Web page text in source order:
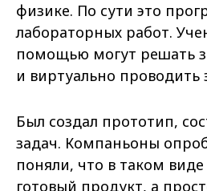
физике. По сути это
лабораторных работ.
помощью могут решать
и виртуально проводить
Был создал прототип,
задач. Компаньоны
поняли, что в таком
готовый продукт, а